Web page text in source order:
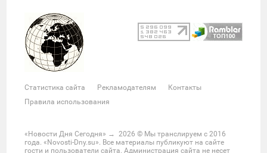
Велоспорт
Покер Хоккей
Баскетбол
Мотор
Теннис Футбол
Фото и видео
Судьи
Статистика
Шоу-бизнес
Мнения
Общество Реформы
Законы
Статистика сайта Рекламодателям
Контакты
Правила использования
«Новости Дня Сегодня» →2026 © Мы транслируем с 2016
года. «Novosti-Dny.su». Все материалы публикуют на сайте
гости и пользователи сайта. Администрация сайта не несет